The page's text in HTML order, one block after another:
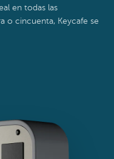
en todas las
o cincuenta, Keycafe se